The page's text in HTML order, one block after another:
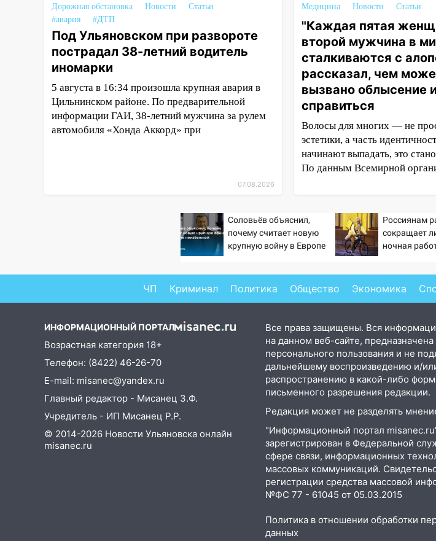
проекта «Культурное
долголетие»
17:16 В реанимацию
Ульяновской областной
больницы поступили шесть
новых аппаратов ИВЛ
16:51 В Чердаклинском районе
ремонтируют дороги, ставят
остановки и проводят новое
В Ульяновске бесплатно
покажут матч «Волги» под
госуниверситете разработают
отечественный прибор для
15:47 Ульяновцы могут
вернуть деньги за абонементы
закрывшегося фитнес-клуба
«Рекорд-Fitness»
15:34
После вмешательства
прокуратуры в селах
Ульяновской области привели
в порядок детские площадки
Дорожная обстановка Новости
Статьи
#авария
#ДТП
Под Ульяновском при развороте
пострадал 38-летний водитель
иномарки
5 августа в 16:34 произошла крупная авария в
Цильнинском районе. По предварительной
информации ГАИ, 38-летний мужчина за рулем
автомобиля «Хонда Аккорд» при
07.08.2026
Медицина Новости Статьи
"Каждая пятая
второй мужчина в
сталкиваются с
рассказал, чем
вызвано облысение
справиться
Волосы для многих — не
эстетики, а часть
начинают выпадать, это
По данным Всемирной
Соловьёв объяснил,
почему считает новую
крупную войну в Европе
Россиянам
сокращает
ночная
ЧП Криминал Политика Общество Экономика
ИНФОРМАЦИОННЫЙ ПОРТАЛ
Возрастная категория 18+
Телефон: (8422) 46-26-70
E-mail: misanec@yandex.ru
Главный редактор - Мисанец З.Ф.
Учредитель - ИП Мисанец Р.Р.
© 2014-2026 Новости Ульяновска онлайн
misanec.ru
Все права защищены. Вся
на данном веб-сайте, предназначена
персонального пользования и не
дальнейшему воспроизведению и/
распространению в какой-либо
письменного разрешения редакции.
Редакция может не разделять
"Информационный портал
зарегистрирован в Федеральной
сфере связи, информационных
массовых коммуникаций.
регистрации средства массовой
№ФС 77 - 61045 от 05.03.2015
Политика в отношении обработки
данных